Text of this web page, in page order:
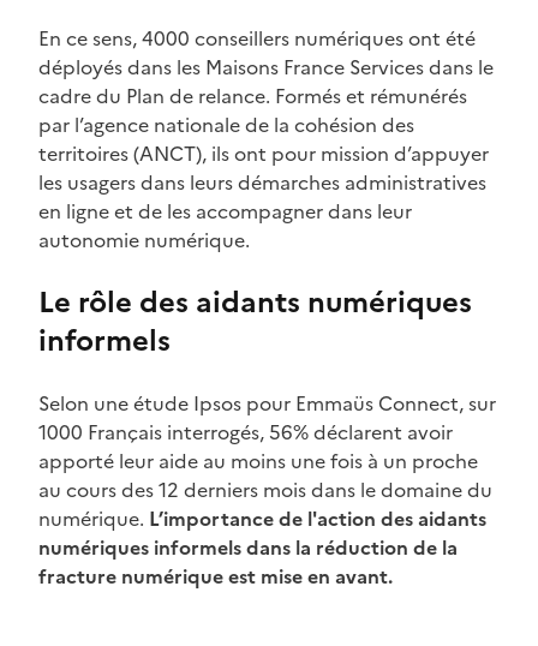
En ce sens, 4000 conseillers numériques ont été
déployés dans les Maisons France Services dans le
cadre du Plan de relance. Formés et rémunérés
par l’agence nationale de la cohésion des
territoires (ANCT), ils ont pour mission d’appuyer
les usagers dans leurs démarches administratives
en ligne et de les accompagner dans leur
autonomie numérique.
Le rôle des aidants numériques
informels
Selon une étude Ipsos pour Emmaüs Connect, sur
1000 Français interrogés, 56% déclarent avoir
apporté leur aide au moins une fois à un proche
au cours des 12 derniers mois dans le domaine du
numérique. L’importance de l'action des aidants
numériques informels dans la réduction de la
fracture numérique est mise en avant.